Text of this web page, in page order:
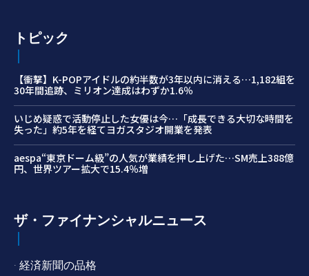
トピック
【衝撃】K-POPアイドルの約半数が3年以内に消える…1,182組を
30年間追跡、ミリオン達成はわずか1.6％
いじめ疑惑で活動停止した女優は今…「成長できる大切な時間を
失った」約5年を経てヨガスタジオ開業を発表
aespa“東京ドーム級”の人気が業績を押し上げた…SM売上388億
円、世界ツアー拡大で15.4％増
ザ・ファイナンシャルニュース
· 経済新聞の品格